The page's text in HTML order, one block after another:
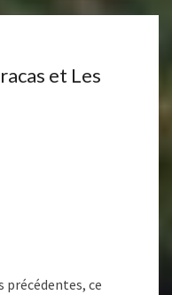
et Les
précédentes, ce